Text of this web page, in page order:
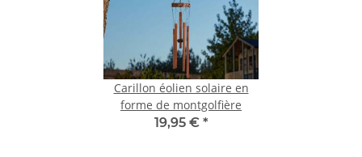
Carillon éolien solaire en
forme de montgolfière
19,95 € *